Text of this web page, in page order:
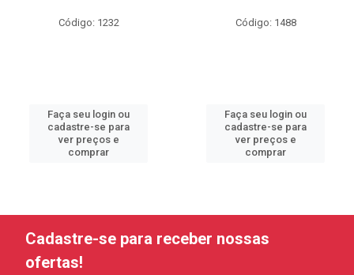
Código: 1232
Faça seu login ou
cadastre-se para
ver preços e
comprar
Código: 1488
Faça seu login ou
cadastre-se para
ver preços e
comprar
Cadastre-se para receber nossas
ofertas!